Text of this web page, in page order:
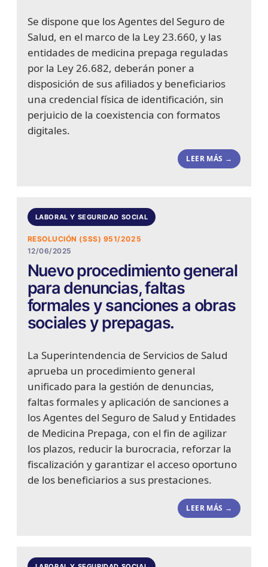
Se dispone que los Agentes del Seguro de
Salud, en el marco de la Ley 23.660, y las
entidades de medicina prepaga reguladas
por la Ley 26.682, deberán poner a
disposición de sus afiliados y beneficiarios
una credencial física de identificación, sin
perjuicio de la coexistencia con formatos
digitales.
LEER MÁS →
LABORAL Y SEGURIDAD SOCIAL
RESOLUCIÓN (SSS) 951/2025
12/06/2025
Nuevo procedimiento general
para denuncias, faltas
formales y sanciones a obras
sociales y prepagas.
La Superintendencia de Servicios de Salud
aprueba un procedimiento general
unificado para la gestión de denuncias,
faltas formales y aplicación de sanciones a
los Agentes del Seguro de Salud y Entidades
de Medicina Prepaga, con el fin de agilizar
los plazos, reducir la burocracia, reforzar la
fiscalización y garantizar el acceso oportuno
de los beneficiarios a sus prestaciones.
LEER MÁS →